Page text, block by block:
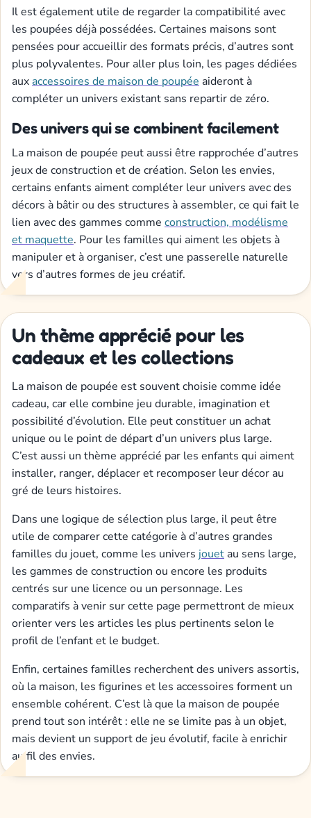
Il est également utile de regarder la compatibilité avec
les poupées déjà possédées. Certaines maisons sont
pensées pour accueillir des formats précis, d’autres sont
plus polyvalentes. Pour aller plus loin, les pages dédiées
aux accessoires de maison de poupée aideront à
compléter un univers existant sans repartir de zéro.
Des univers qui se combinent facilement
La maison de poupée peut aussi être rapprochée d’autres
jeux de construction et de création. Selon les envies,
certains enfants aiment compléter leur univers avec des
décors à bâtir ou des structures à assembler, ce qui fait le
lien avec des gammes comme construction, modélisme
et maquette. Pour les familles qui aiment les objets à
manipuler et à organiser, c’est une passerelle naturelle
vers d’autres formes de jeu créatif.
Un thème apprécié pour les
cadeaux et les collections
La maison de poupée est souvent choisie comme idée
cadeau, car elle combine jeu durable, imagination et
possibilité d’évolution. Elle peut constituer un achat
unique ou le point de départ d’un univers plus large.
C’est aussi un thème apprécié par les enfants qui aiment
installer, ranger, déplacer et recomposer leur décor au
gré de leurs histoires.
Dans une logique de sélection plus large, il peut être
utile de comparer cette catégorie à d’autres grandes
familles du jouet, comme les univers jouet au sens large,
les gammes de construction ou encore les produits
centrés sur une licence ou un personnage. Les
comparatifs à venir sur cette page permettront de mieux
orienter vers les articles les plus pertinents selon le
profil de l’enfant et le budget.
Enfin, certaines familles recherchent des univers assortis,
où la maison, les figurines et les accessoires forment un
ensemble cohérent. C’est là que la maison de poupée
prend tout son intérêt : elle ne se limite pas à un objet,
mais devient un support de jeu évolutif, facile à enrichir
au fil des envies.